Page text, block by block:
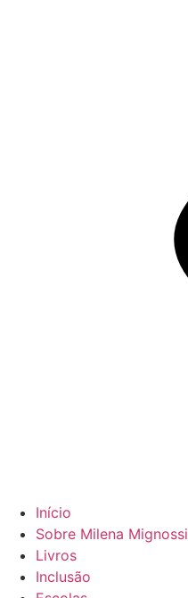
Início
Sobre Milena Mignossi
Livros
Inclusão